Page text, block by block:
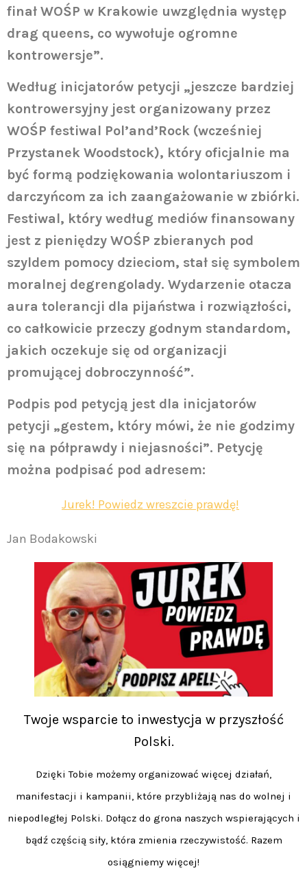
finał WOŚP w Krakowie uwzględnia występ
drag queens, co wywołuje ogromne
kontrowersje”.
Według inicjatorów petycji „jeszcze bardziej
kontrowersyjny jest organizowany przez
WOŚP festiwal Pol’and’Rock (wcześniej
Przystanek Woodstock), który oficjalnie ma
być formą podziękowania wolontariuszom i
darczyńcom za ich zaangażowanie w zbiórki.
Festiwal, który według mediów finansowany
jest z pieniędzy WOŚP zbieranych pod
szyldem pomocy dzieciom, stał się symbolem
moralnej degrengolady. Wydarzenie otacza
aura tolerancji dla pijaństwa i rozwiązłości,
co całkowicie przeczy godnym standardom,
jakich oczekuje się od organizacji
promującej dobroczynność”.
Podpis pod petycją jest dla inicjatorów
petycji „gestem, który mówi, że nie godzimy
się na półprawdy i niejasności”. Petycję
można podpisać pod adresem:
Jurek! Powiedz wreszcie prawdę!
Jan Bodakowski
Twoje wsparcie to inwestycja w przyszłość
Polski.
Dzięki Tobie możemy organizować więcej działań,
manifestacji i kampanii, które przybliżają nas do wolnej i
niepodległej Polski. Dołącz do grona naszych wspierających i
bądź częścią siły, która zmienia rzeczywistość. Razem
osiągniemy więcej!